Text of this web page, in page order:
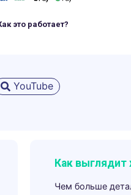
это работает?
YouTube
Как выглядит
Чем больше